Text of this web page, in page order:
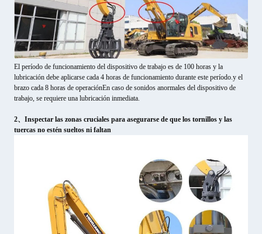
El período de funcionamiento del dispositivo de trabajo es de 100 horas y la
lubricación debe aplicarse cada 4 horas de funcionamiento durante este período.y el
brazo cada 8 horas de operaciónEn caso de sonidos anormales del dispositivo de
trabajo, se requiere una lubricación inmediata.
2、Inspectar las zonas cruciales para asegurarse de que los tornillos y las
tuercas no estén sueltos ni faltan